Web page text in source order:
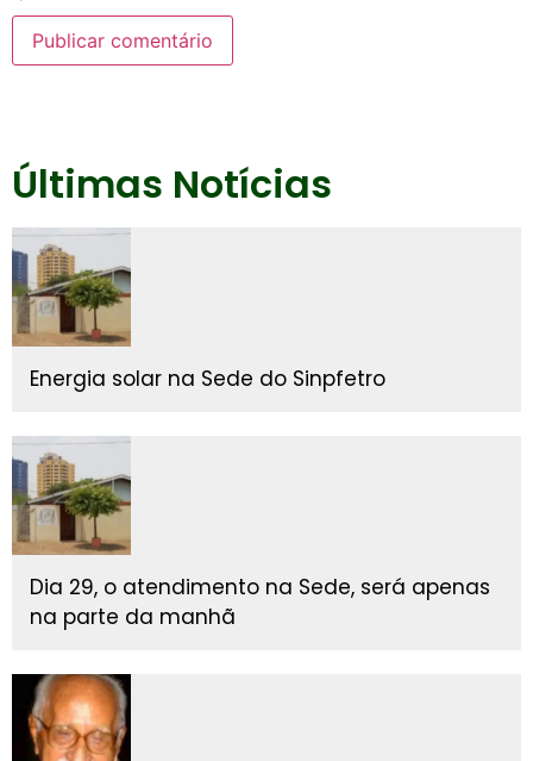
Últimas Notícias
Energia solar na Sede do Sinpfetro
Dia 29, o atendimento na Sede, será apenas
na parte da manhã